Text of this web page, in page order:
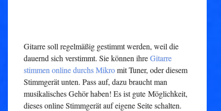
Gitarre soll regelmäßig gestimmt werden, weil die
dauernd sich verstimmt. Sie können ihreGitarre
stimmen online durchs Mikromit Tuner, oder diesem
Stimmgerät unten. Pass auf, dazu braucht man
musikalisches Gehör haben! Es ist gute Möglichkeit,
dieses online Stimmgerät auf eigene Seite schalten.